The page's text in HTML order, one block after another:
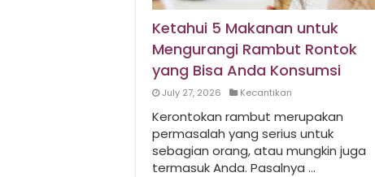
Ketahui 5 Makanan untuk
Mengurangi Rambut Rontok
yang Bisa Anda Konsumsi
July 27, 2026 Kecantikan
Kerontokan rambut merupakan
permasalah yang serius untuk
sebagian orang, atau mungkin juga
termasuk Anda. Pasalnya …